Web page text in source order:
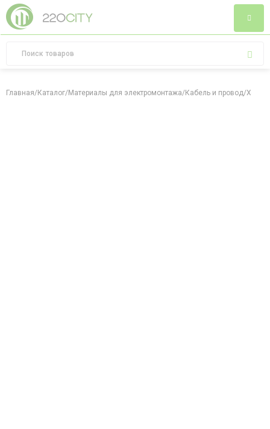
Главная/Каталог/Материалы для электромонтажа/Кабель и провод/Хомут